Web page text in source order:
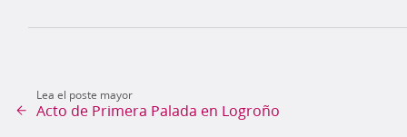
Lea el poste mayor
Acto de Primera Palada en Logroño